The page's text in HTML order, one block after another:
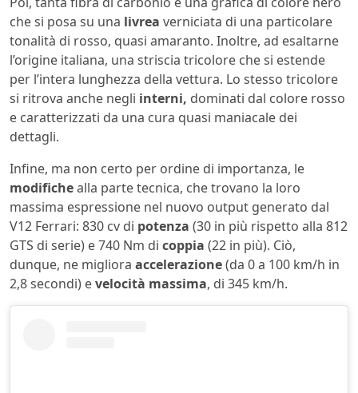
che si posa su una livrea verniciata di una particolare
tonalità di rosso, quasi amaranto. Inoltre, ad esaltarne
l’origine italiana, una striscia tricolore che si estende
per l’intera lunghezza della vettura. Lo stesso tricolore
si ritrova anche negli interni, dominati dal colore rosso
e caratterizzati da una cura quasi maniacale dei
dettagli.
Infine, ma non certo per ordine di importanza, le
modifichealla parte tecnica, che trovano la loro
massima espressione nel nuovo output generato dal
V12 Ferrari: 830 cv di potenza (30 in più rispetto alla 812
GTS di serie) e 740 Nm di coppia (22 in più). Ciò,
dunque, ne migliora accelerazione(da 0 a 100 km/h in
2,8 secondi) evelocità massima, di 345 km/h.